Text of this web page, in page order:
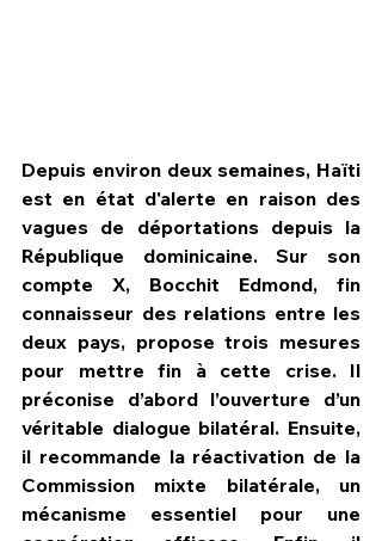
HPN Live
Depuis environ deux semaines, Haïti
est en état d'alerte en raison des
vagues de déportations depuis la
République dominicaine. Sur son
compte X, Bocchit Edmond, fin
connaisseur des relations entre les
deux pays, propose trois mesures
pour mettre fin à cette crise. Il
préconise d’abord l’ouverture d’un
véritable dialogue bilatéral. Ensuite,
il recommande la réactivation de la
Commission mixte bilatérale, un
mécanisme essentiel pour une